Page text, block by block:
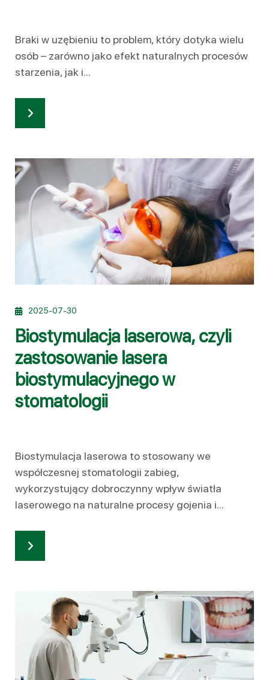
Braki w uzębieniu to problem, który dotyka wielu
osób – zarówno jako efekt naturalnych procesów
starzenia, jak i...
2025-07-30
Biostymulacja laserowa, czyli
zastosowanie lasera
biostymulacyjnego w
stomatologii
Biostymulacja laserowa to stosowany we
współczesnej stomatologii zabieg,
wykorzystujący dobroczynny wpływ światła
laserowego na naturalne procesy gojenia i...